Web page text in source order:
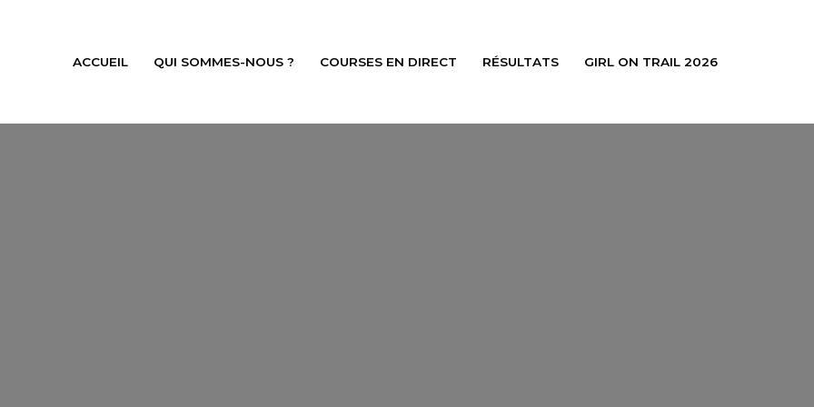
ACCUEIL QUI SOMMES-NOUS ? COURSES EN DIRECT RÉSULTATS GIRL ON TRAIL 2026